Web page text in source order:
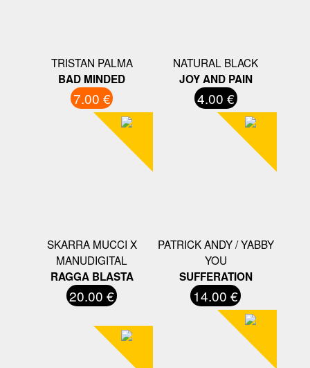
TRISTAN PALMA
BAD MINDED
7.00 €
NATURAL BLACK
JOY AND PAIN
4.00 €
SKARRA MUCCI X
MANUDIGITAL
RAGGA BLASTA
20.00 €
PATRICK ANDY / YABBY
YOU
SUFFERATION
14.00 €